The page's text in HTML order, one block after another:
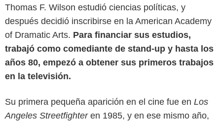
Thomas F. Wilson estudió ciencias políticas, y
después decidió inscribirse en la American Academy
of Dramatic Arts. Para financiar sus estudios,
trabajó como comediante de stand-up y hasta los
años 80, empezó a obtener sus primeros trabajos
en la televisión.
Su primera pequeña aparición en el cine fue en Los
Angeles Streetfighter en 1985, y en ese mismo año,
CBR